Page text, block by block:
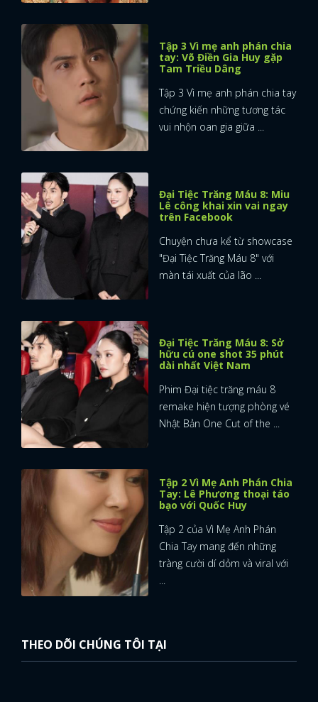
Tập 3 Vì mẹ anh phán chia
tay: Võ Điền Gia Huy gặp
Tam Triều Dâng
Tập 3 Vì mẹ anh phán chia tay
chứng kiến những tương tác
vui nhộn oan gia giữa ...
Đại Tiệc Trăng Máu 8: Miu
Lê công khai xin vai ngay
trên Facebook
Chuyện chưa kể từ showcase
"Đại Tiệc Trăng Máu 8" với
màn tái xuất của lão ...
Đại Tiệc Trăng Máu 8: Sở
hữu cú one shot 35 phút
dài nhất Việt Nam
Phim Đại tiệc trăng máu 8
remake hiện tượng phòng vé
Nhật Bản One Cut of the ...
Tập 2 Vì Mẹ Anh Phán Chia
Tay: Lê Phương thoại táo
bạo với Quốc Huy
Tập 2 của Vì Mẹ Anh Phán
Chia Tay mang đến những
tràng cười dí dỏm và viral với
...
THEO DÕI CHÚNG TÔI TẠI